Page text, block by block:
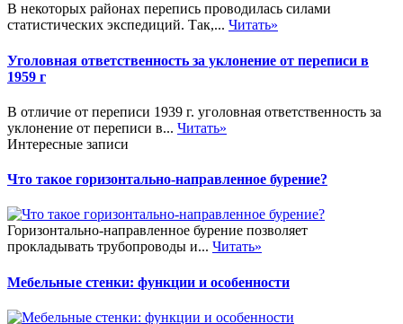
В некоторых районах перепись проводилась силами
статистических экспедиций. Так,... Читать»
Уголовная ответственность за уклонение от переписи в
1959 г
В отличие от переписи 1939 г. уголовная ответственность за
уклонение от переписи в... Читать»
Интересные записи
Что такое горизонтально-направленное бурение?
Горизонтально-направленное бурение позволяет
прокладывать трубопроводы и... Читать»
Мебельные стенки: функции и особенности